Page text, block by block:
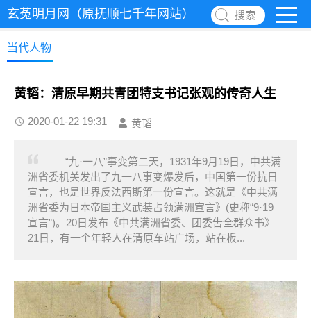
玄菟明月网（原抚顺七千年网站） 搜索
当代人物
黄韬：清原早期共青团特支书记张观的传奇人生
2020-01-22 19:31 黄韬
“九·一八”事变第二天，1931年9月19日，中共满
洲省委机关发出了九一八事变爆发后，中国第一份抗日
宣言，也是世界反法西斯第一份宣言。这就是《中共满
洲省委为日本帝国主义武装占领满洲宣言》(史称“9·19
宣言”)。20日发布《中共满洲省委、团委吿全群众书》
21日，有一个年轻人在清原车站广场，站在板...